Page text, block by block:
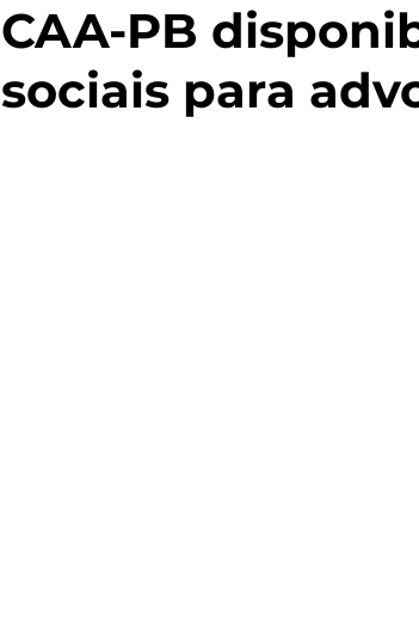
CAA-PB
sociais para